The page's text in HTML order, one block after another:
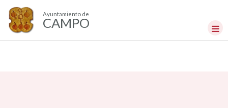
Ayuntamiento de
CAMPO